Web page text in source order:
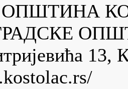
ОПШТИНА
13,